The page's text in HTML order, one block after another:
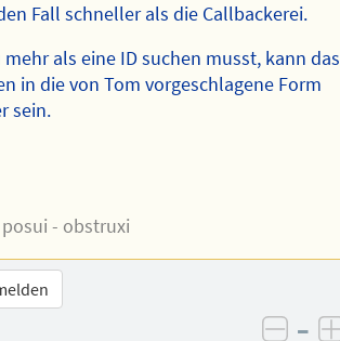
Fall schneller als die Callbackerei.
mehr als eine ID suchen musst, kann das
in die von Tom vorgeschlagene Form
sein.
- obstruxi
–